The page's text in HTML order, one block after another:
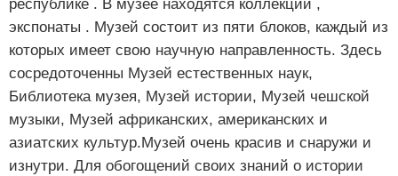
республике . В музее находятся коллекции ,
экспонаты . Музей состоит из пяти блоков, каждый из
которых имеет свою научную направленность. Здесь
сосредоточенны Музей естественных наук,
Библиотека музея, Музей истории, Музей чешской
музыки, Музей африканских, американских и
азиатских культур.Музей очень красив и снаружи и
изнутри. Для обогощений своих знаний о истории